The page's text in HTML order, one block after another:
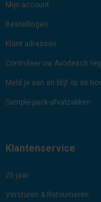
Mijn account
Bestellingen
Klant adressen
Controleer uw Avodesch
Meld je aan en blijf op de
Sample-pack-afvalzakken
Klantenservice
25 jaar
Versturen & Retourneren